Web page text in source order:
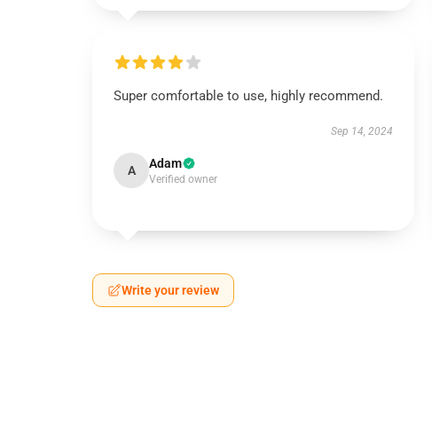
Super comfortable to use, highly recommend.
Sep 14, 2024
A Adam
Verified owner
Write your review